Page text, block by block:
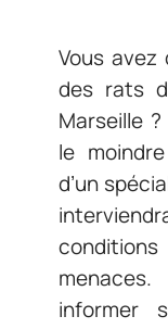
Vous
des rats
Marseille
le
d’un
informer